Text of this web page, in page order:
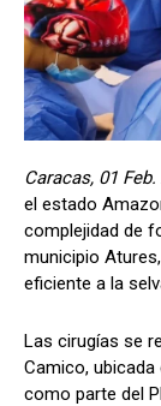
Caracas, 01
el estado
complejidad de
municipio
eficiente a la
Las cirugías se
Camico, ubicada
como parte del